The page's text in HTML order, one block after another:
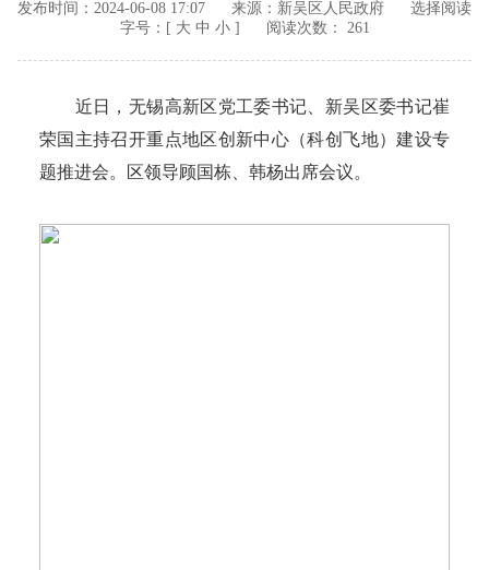
发布时间： 2024-06-08 17:07 来源： 新吴区人民政府
选择阅读
字号：[ 大 中 小] 阅读次数： 261
近日，无锡高新区党工委书记、新吴区委书记崔
荣国主持召开重点地区创新中心（科创飞地）建设专
题推进会。区领导顾国栋、韩杨出席会议。